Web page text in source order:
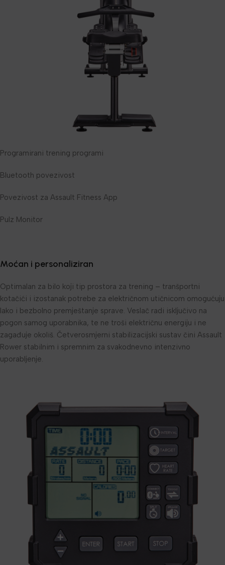
Programirani trening programi
Bluetooth povezivost
Povezivost za Assault Fitness App
Pulz Monitor
Moćan i personaliziran
Optimalan za bilo koji tip prostora za trening – tranšportni
kotačići i izostanak potrebe za električnom utičnicom omogućuju
lako i bezbolno premještanje sprave. Veslač radi isključivo na
pogon samog uporabnika, te ne troši električnu energiju i ne
zagađuje okoliš. Četverosmjerni stabilizacijski sustav čini Assault
Rower stabilnim i spremnim za svakodnevno intenzivno
uporabljenje.